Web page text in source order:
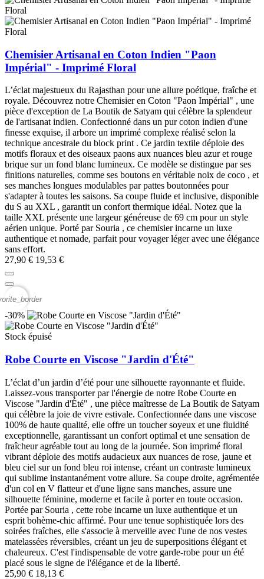
Chemisier Artisanal en Coton Indien "Paon
Impérial" - Imprimé Floral
L’éclat majestueux du Rajasthan pour une allure poétique, fraîche et
royale. Découvrez notre Chemisier en Coton "Paon Impérial" , une
pièce d'exception de La Boutik de Satyam qui célèbre la splendeur
de l'artisanat indien. Confectionné dans un pur coton indien d'une
finesse exquise, il arbore un imprimé complexe réalisé selon la
technique ancestrale du block print . Ce jardin textile déploie des
motifs floraux et des oiseaux paons aux nuances bleu azur et rouge
brique sur un fond blanc lumineux. Ce modèle se distingue par ses
finitions naturelles, comme ses boutons en véritable noix de coco , et
ses manches longues modulables par pattes boutonnées pour
s'adapter à toutes les saisons. Sa coupe fluide et inclusive, disponible
du S au XXL , garantit un confort thermique idéal. Notez que la
taille XXL présente une largeur généreuse de 69 cm pour un style
aérien unique. Porté par Souria , ce chemisier incarne un luxe
authentique et nomade, parfait pour voyager léger avec une élégance
sans effort.
27,90 € 19,53 €
-30%
Stock épuisé
Robe Courte en Viscose "Jardin d'Été"
L’éclat d’un jardin d’été pour une silhouette rayonnante et fluide.
Laissez-vous transporter par l'énergie de notre Robe Courte en
Viscose "Jardin d'Été" , une pièce maîtresse de La Boutik de Satyam
qui célèbre la joie de vivre estivale. Confectionnée dans une viscose
100% de haute qualité, elle offre un toucher soyeux et une fluidité
exceptionnelle, garantissant un confort optimal et une sensation de
fraîcheur agréable tout au long de la journée. Son imprimé floral
vibrant déploie des motifs audacieux aux nuances de rose, jaune et
bleu ciel sur un fond bleu roi intense, créant un contraste lumineux
qui sublime instantanément votre allure. Sa coupe droite, agrémentée
d'un col en V flatteur et d'une ligne sans manches, assure une
silhouette féminine, moderne et facile à porter en toute occasion.
Portée par Souria , cette robe incarne un luxe authentique et un
esprit bohème-chic affirmé. Pour une tenue sophistiquée lors des
soirées fraîches, elle s'associe à merveille avec l'une de nos vestes
matelassées réversibles, créant un jeu de superpositions élégant et
chaleureux. C'est l'indispensable de votre garde-robe pour un été
placé sous le signe de l'élégance et de la liberté.
25,90 € 18,13 €